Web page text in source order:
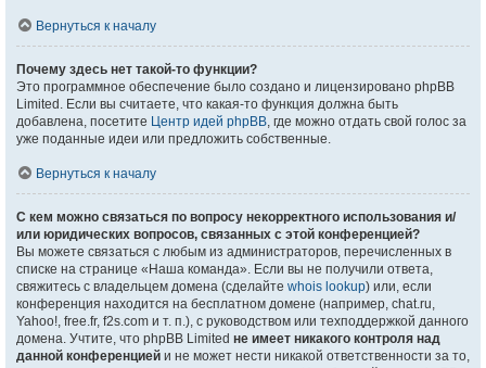
Вернуться к началу
Почему здесь нет такой-то функции?
Это программное обеспечение было создано и лицензировано phpBB
Limited. Если вы считаете, что какая-то функция должна быть
добавлена, посетите Центр идей phpBB, где можно отдать свой голос за
уже поданные идеи или предложить собственные.
Вернуться к началу
С кем можно связаться по вопросу некорректного использования и/
или юридических вопросов, связанных с этой конференцией?
Вы можете связаться с любым из администраторов, перечисленных в
списке на странице «Наша команда». Если вы не получили ответа,
свяжитесь с владельцем домена (сделайте whois lookup) или, если
конференция находится на бесплатном домене (например, chat.ru,
Yahoo!, free.fr, f2s.com и т. п.), с руководством или техподдержкой данного
домена. Учтите, что phpBB Limited не имеет никакого контроля над
данной конференцией и не может нести никакой ответственности за то,